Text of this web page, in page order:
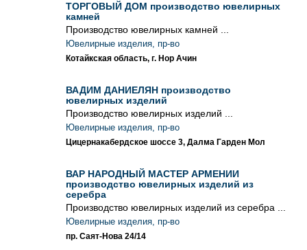
ТОРГОВЫЙ ДОМ производство ювелирных
камней
Производство ювелирных камней ...
Ювелирные изделия, пр-во
Котайкская область, г. Нор Ачин
ВАДИМ ДАНИЕЛЯН производство
ювелирных изделий
Производство ювелирных изделий ...
Ювелирные изделия, пр-во
Цицернакабердское шоссе 3, Далма Гарден Мол
ВАР НАРОДНЫЙ МАСТЕР АРМЕНИИ
производство ювелирных изделий из
серебра
Производство ювелирных изделий из серебра ...
Ювелирные изделия, пр-во
пр. Саят-Нова 24/14